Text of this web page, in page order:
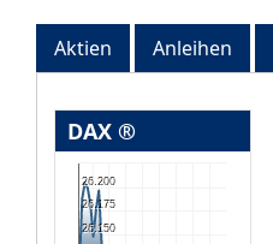
Aktien Anleihen
DAX ®
26.150
26.175
26.200